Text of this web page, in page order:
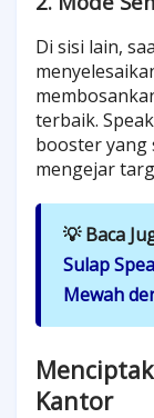
Di sisi lain,
terbaik.
booster yang
mengejar
💡 Baca
Sulap
Mewah
Kantor